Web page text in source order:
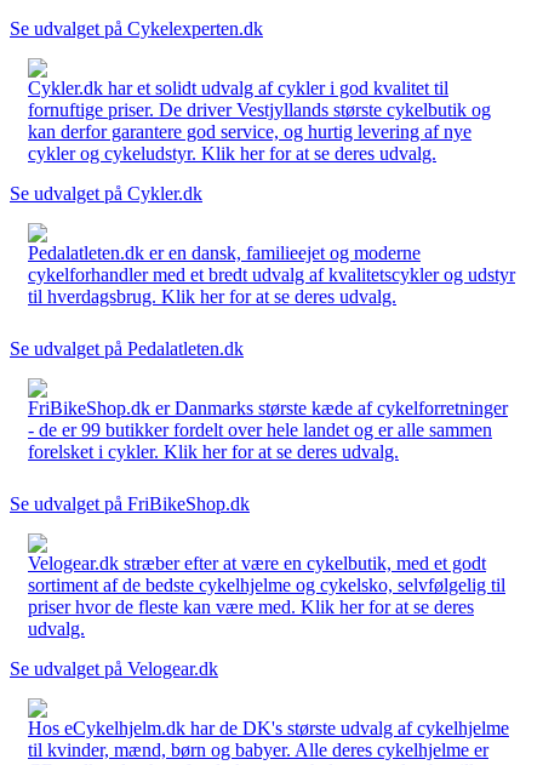
Se udvalget på Cykelexperten.dk
Cykler.dk har et solidt udvalg af cykler i god kvalitet til
fornuftige priser. De driver Vestjyllands største cykelbutik og
kan derfor garantere god service, og hurtig levering af nye
cykler og cykeludstyr. Klik her for at se deres udvalg.
Se udvalget på Cykler.dk
Pedalatleten.dk er en dansk, familieejet og moderne
cykelforhandler med et bredt udvalg af kvalitetscykler og udstyr
til hverdagsbrug. Klik her for at se deres udvalg.
Se udvalget på Pedalatleten.dk
FriBikeShop.dk er Danmarks største kæde af cykelforretninger
- de er 99 butikker fordelt over hele landet og er alle sammen
forelsket i cykler. Klik her for at se deres udvalg.
Se udvalget på FriBikeShop.dk
Velogear.dk stræber efter at være en cykelbutik, med et godt
sortiment af de bedste cykelhjelme og cykelsko, selvfølgelig til
priser hvor de fleste kan være med. Klik her for at se deres
udvalg.
Se udvalget på Velogear.dk
Hos eCykelhjelm.dk har de DK's største udvalg af cykelhjelme
til kvinder, mænd, børn og babyer. Alle deres cykelhjelme er